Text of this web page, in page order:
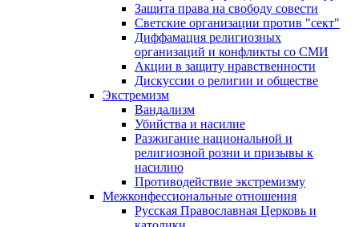
Защита права на свободу совести
Светские организации против "сект"
Диффамация религиозных
организаций и конфликты со СМИ
Акции в защиту нравственности
Дискуссии о религии и обществе
Экстремизм
Вандализм
Убийства и насилие
Разжигание национальной и
религиозной розни и призывы к
насилию
Противодействие экстремизму
Межконфессиональные отношения
Русская Православная Церковь и